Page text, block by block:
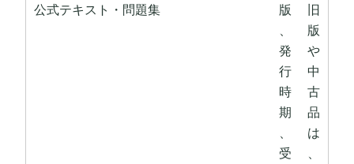
公式テキスト・問題集
版
発
行
時
期
受
旧
版
や
中
古
品
は